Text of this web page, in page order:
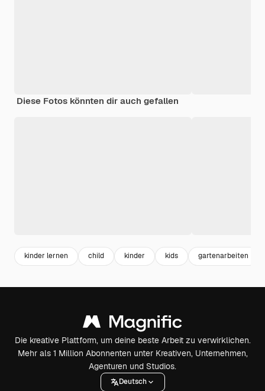
Diese Fotos könnten dir auch gefallen
kinder lernen child kinder kids gartenarbeiten
Die kreative Plattform, um deine beste Arbeit zu verwirklichen.
Mehr als 1 Million Abonnenten unter Kreativen, Unternehmen,
Agenturen und Studios.
Deutsch